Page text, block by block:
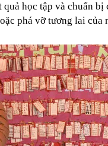
quả học tập và chuẩn
phá vỡ tương lai của